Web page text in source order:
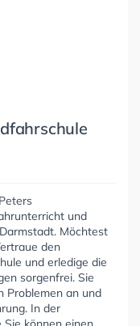
und
Möchtest
den
und erledige die
sorgenfrei. Sie
Problemen an und
In der